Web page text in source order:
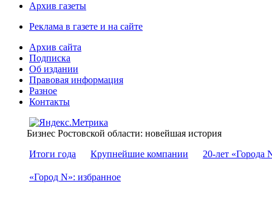
Архив газеты
Реклама в газете и на сайте
Архив сайта
Подписка
Об издании
Правовая информация
Разное
Контакты
Бизнес Ростовской области: новейшая история
Итоги года
Крупнейшие компании 20-лет «Города
«Город N»: избранное